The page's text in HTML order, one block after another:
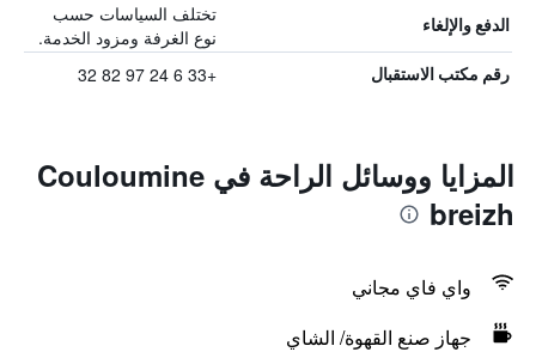
الدفع والإلغاء
تختلف السياسات حسب
نوع الغرفة ومزود الخدمة.
رقم مكتب الاستقبال +33 6 24 97 82 32
المزايا ووسائل الراحة في Couloumine
breizh
واي فاي مجاني
جهاز صنع القهوة/ الشاي